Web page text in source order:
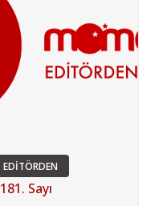
EDİTÖRDEN
181. Sayı